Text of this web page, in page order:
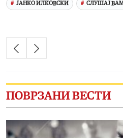
ЈАНКО ИЛКОВСКИ СЛУШАЈ
ПОВРЗАНИ ВЕСТИ